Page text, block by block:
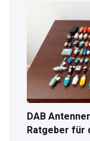
Schritt
Anleitung
für
2026
DAB
Ratgeber für